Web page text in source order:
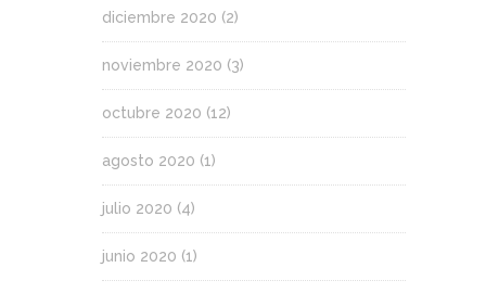
diciembre 2020 (2)
noviembre 2020 (3)
octubre 2020 (12)
agosto 2020 (1)
julio 2020 (4)
junio 2020 (1)